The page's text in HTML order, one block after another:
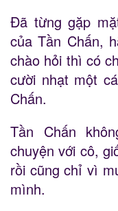
Đã từng gặp
của Tần Chấn,
chào hỏi thì có
cười nhạt một
Chấn.
Tần Chấn
chuyện với cô,
rồi cũng chỉ vì
mình.